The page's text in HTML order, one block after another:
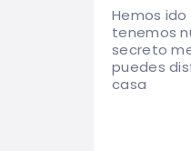
Hemos
tenemos
secreto
puedes
casa